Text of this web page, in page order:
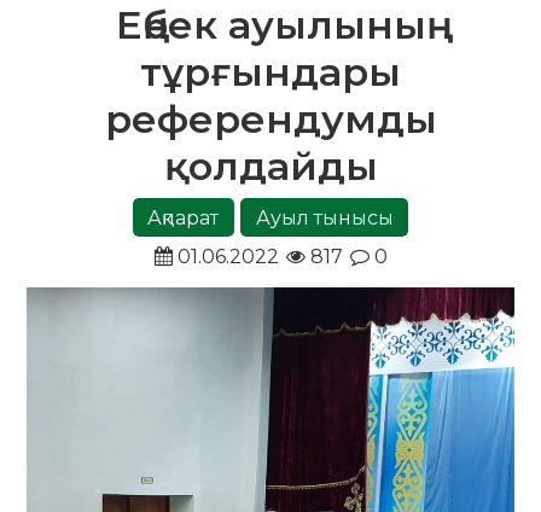
Еңбек ауылының
тұрғындары
референдумды
қолдайды
Ақпарат
Ауыл тынысы
01.06.2022
817 0